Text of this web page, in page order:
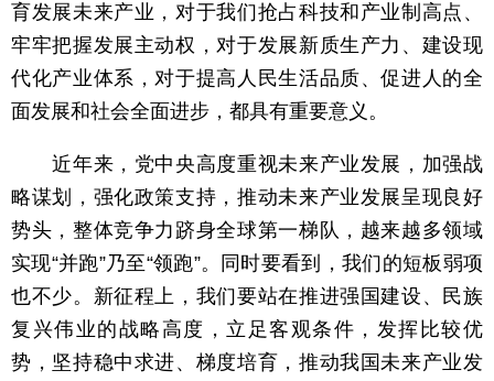
育发展未来产业，对于我们抢占科技和产业制高点、
牢牢把握发展主动权，对于发展新质生产力、建设现
代化产业体系，对于提高人民生活品质、促进人的全
面发展和社会全面进步，都具有重要意义。
近年来，党中央高度重视未来产业发展，加强战
略谋划，强化政策支持，推动未来产业发展呈现良好
势头，整体竞争力跻身全球第一梯队，越来越多领域
实现“并跑”乃至“领跑”。同时要看到，我们的短板弱项
也不少。新征程上，我们要站在推进强国建设、民族
复兴伟业的战略高度，立足客观条件，发挥比较优
势，坚持稳中求进、梯度培育，推动我国未来产业发